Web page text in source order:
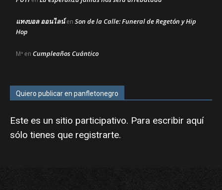
แทงบอล ออนไลน์en Son de la Calle: Funeral de Regetón y Hip
Hop
Mª en Cumpleaños Cuántico
Quiero publicar en panfletonegro
Este es un sitio participativo. Para escribir aquí
sólo tienes que registrarte.